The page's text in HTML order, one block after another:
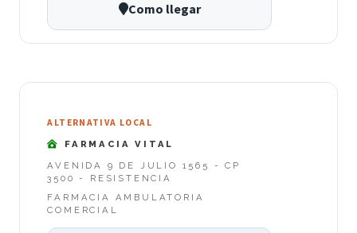
Como llegar
ALTERNATIVA LOCAL
FARMACIA VITAL
AVENIDA 9 DE JULIO 1565 - CP
3500 - RESISTENCIA
FARMACIA AMBULATORIA
COMERCIAL